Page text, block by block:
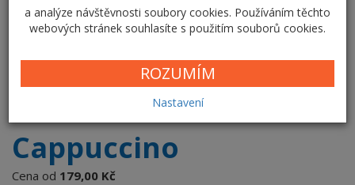
a analýze návštěvnosti soubory cookies. Používáním těchto
webových stránek souhlasíte s použitím souborů cookies.
ROZUMÍM
Nastavení
Cappuccino
Parametry fotoknihy
Cappuccino
Cena od 179,00 Kč